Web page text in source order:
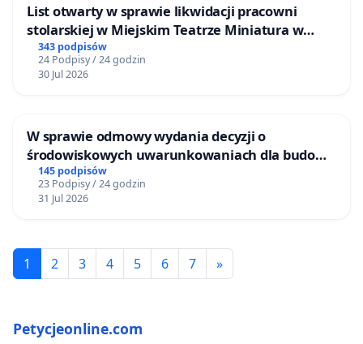
List otwarty w sprawie likwidacji pracowni
stolarskiej w Miejskim Teatrze Miniatura w
Gdańsku
343 podpisów
24 Podpisy / 24 godzin
30 Jul 2026
W sprawie odmowy wydania decyzji o
środowiskowych uwarunkowaniach dla budowy
zakładu wytwarzania biometanu „Krynki” w
Ostrowiu Południowym oraz ochrony
mieszkańców i Puszczy Knyszyńskiej
145 podpisów
23 Podpisy / 24 godzin
31 Jul 2026
1 2 3 4 5 6 7 »
Petycjeonline.com